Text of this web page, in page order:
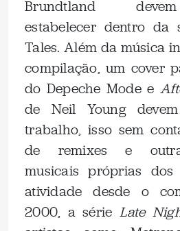
Brundtland
estabelecer dentro da
Tales. Além da música
compilação, um cover
do Depeche Mode e
de Neil Young
trabalho, isso sem
de remixes e
musicais próprias dos
atividade desde o
2000, a série Late